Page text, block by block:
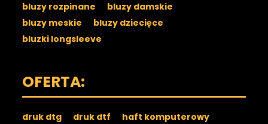
bluzy rozpinane
bluzy damskie
bluzy meskie
bluzy dziecięce
bluzki longsleeve
OFERTA:
druk dtg druk dtf
haft komputerowy